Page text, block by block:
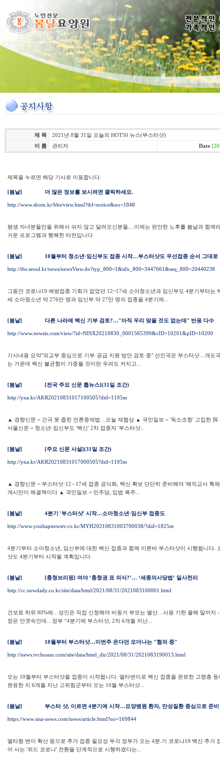
제 목
2021년 8월 31일 오늘의 HOT50 뉴스(부스터샷)
이 름
관리자 Date
제목을 누르면 해당 기사로 이동합니다.
[봄날] 더 많은 정보를 보시려면 클릭하세요.
http://www.sbom.kr/bbs/view.html?tbl=notice&no=1848
평생 자녀분들만을 위해서 쉬지 않고 달려오신분들....이제는 편안한 노후를 봄날과 함
거운 프로그램과 행복한 터전입니다
[봄날] 10월부터 청소년·임신부도 접종 시작…부스터샷도 우선접종 순서 그대로
http://tbs.seoul.kr/news/newsView.do?typ_800=1&idx_800=3447661&seq_800=20440238
그동안 코로나19 예방접종 기회가 없었던 12~17세 소아청소년과 임신부도 4분기부터
세 소아청소년 약 276만 명과 임신부 약 27만 명의 접종을 4분기에...
[봄날] 다른 나라에 백신 기부 검토?…"아직 우리 맞을 것도 없는데" 반응 다수
http://www.newsis.com/view/?id=NISX20210830_0001565399&cID=10201&pID=10200
기사내용 요약"외교부 중심으로 기부·공급 지원 방안 검토 중" 선진국은 부스터샷…개
는 가운데 백신 불균형이 가중될 것이란 우려도 커지고...
[봄날] [전국 주요 신문 톱뉴스](31일 조간)
http://yna.kr/AKR20210831017100505?did=1195m
▲ 경향신문 = 간극 못 좁힌 언론중재법…오늘 재협상 ▲ 국민일보 = '독소조항' 고집한
서울신문 = 청소년·임신부도 '백신' 2차 접종자 '부스터샷...
[봄날] [주요 신문 사설](31일 조간)
http://yna.kr/AKR20210831017000505?did=1195m
▲ 경향신문 = 부스터샷·12∼17세 접종 공식화, 백신 확보 단단히 준비해야 '해직교사 특
개시만이 해결책이다 ▲ 국민일보 = 민주당, 입법 폭주...
[봄날] 4분기 '부스터샷' 시작…소아청소년·임신부 접종도
http://www.yonhapnewstv.co.kr/MYH20210831003700038/?did=1825m
4분기부터 소아청소년, 임신부에 대한 백신 접종과 함께 이른바 부스터샷이 시행됩니다
샷도 4분기부터 시작될 계획입니다.
[봄날] [충청브리핑] 여야 ‘충청권 표 의식?’… ‘세종의사당법’ 일사천리
http://cc.newdaily.co.kr/site/data/html/2021/08/31/2021083100001.html
건보료 하위 80%에…성인은 직접 신청해야 비동거 부모는 별산…사용 기한 올해 말까
정은 안갯속인데…정부 “4분기에 부스터샷, 2차 6개월 지난...
[봄날] 10월부터 부스터샷…이번주 온다던 모더나는 "협의 중"
http://news.tvchosun.com/site/data/html_dir/2021/08/31/2021083190013.html
오는 10월부터 부스터샷을 접종이 시작됩니다. 델타변이로 백신 접종을 완료한 고령층
완료한 지 6개월 지난 고위험군부터 오는 10월 부스터샷...
[봄날] 부스터 샷, 이르면 4분기에 시작…요양병원 환자, 만성질환 중심으로 준비
https://www.sisa-news.com/news/article.html?no=169844
델타형 변이 확산 등으로 추가 접종 필요성 부각 정부가 오는 4분.기 코로나19 백신 추
어 사는 '위드 코로나' 전환을 단계적으로 시행하겠다는...